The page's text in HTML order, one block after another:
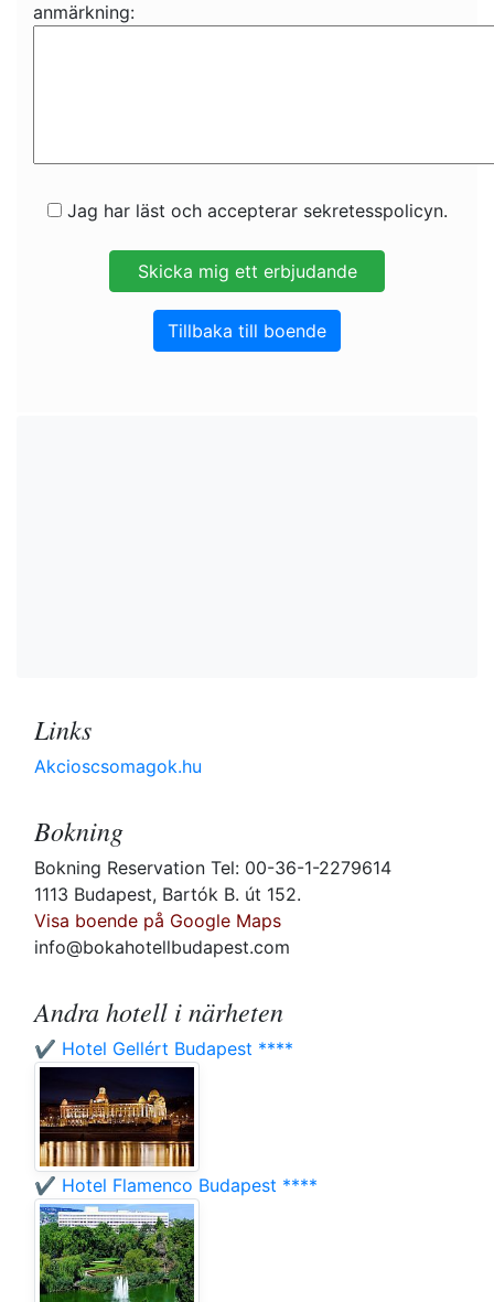
anmärkning:
Jag har läst och accepterar sekretesspolicyn.
Tillbaka till boende
Links
Akcioscsomagok.hu
Bokning
Bokning Reservation Tel: 00-36-1-2279614
1113 Budapest, Bartók B. út 152.
Visa boende på Google Maps
info@bokahotellbudapest.com
Andra hotell i närheten
✔️ Hotel Gellért Budapest ****
✔️ Hotel Flamenco Budapest ****